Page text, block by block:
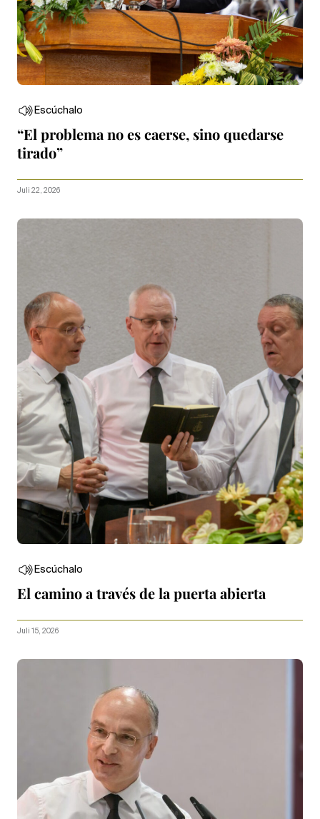
Escúchalo
“El problema no es caerse, sino quedarse
tirado”
Juli 22, 2026
Escúchalo
El camino a través de la puerta abierta
Juli 15, 2026